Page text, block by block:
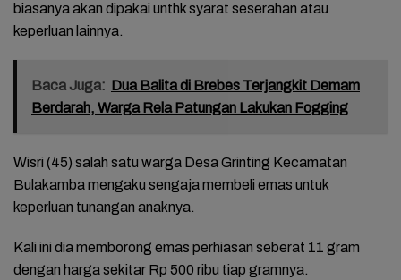
biasanya akan dipakai unthk syarat seserahan atau
keperluan lainnya.
Baca Juga: Dua Balita di Brebes Terjangkit Demam
Berdarah, Warga Rela Patungan Lakukan Fogging
Wisri (45) salah satu warga Desa Grinting Kecamatan
Bulakamba mengaku sengaja membeli emas untuk
keperluan tunangan anaknya.
Kali ini dia memborong emas perhiasan seberat 11 gram
dengan harga sekitar Rp 500 ribu tiap gramnya.